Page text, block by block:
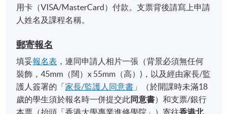
用卡（VISA/MasterCard）付款。支票背後請寫上申請
人姓名及課程名稱。
郵寄報名
填妥報名表 ，連同申請人相片一張（背景必須無任何
裝飾，45mm（闊）x 55mm（高）)，以及經由家長/監
護人簽署的「家長/監護人同意書 」（於開課時未滿18
歲的學生須於報名時一併提交此同意書）和支票/銀行
本票（抬頭「香港大學專業進修學院」）寄往香港北